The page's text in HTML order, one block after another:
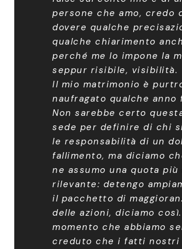
persone che amo, credo
dovere qualche
qualche chiarimento
perché me lo impone la
seppur risibile, visibilità.
Il mio matrimonio è
naufragato qualche anno
Non sarebbe certo
sede per definire di chi
le responsabilità di un
fallimento, ma diciamo
ne assumo una quota più
rilevante: detengo
il pacchetto di
delle azioni, diciamo
momento che abbiamo
creduto che i fatti nostri